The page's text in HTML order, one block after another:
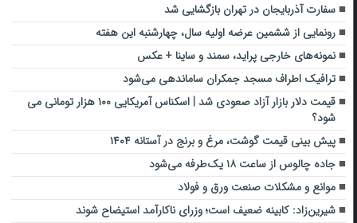
سفارت آذربایجان در تهران بازگشایی شد
رونمایی از ششمین عرضه اولیه سال، چهارشنبه این هفته
نمونه‌های خارجی پراید، سمند و ساینا + عکس
ترافیک اطراف مسجد جمکران ساماندهی می‌شود
قیمت دلار بازار آزاد صعودی شد | اسکناس آمریکایی ۱۰۰ هزار تومانی می
شود؟
پیش بینی قیمت گوشت، مرغ و برنج در آستانه ۱۴۰۴
جاده چالوس از ساعت ۱۸ یک‌طرفه می‌شود
موانع و مشکلات صنعت ورق و فولاد
شیرین‌زاد: کابینه ضعیف است؛ وزرای ناکارآمد استیضاح شوند